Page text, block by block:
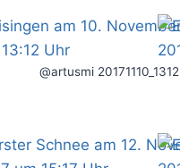
@artusmi 20171110_1312